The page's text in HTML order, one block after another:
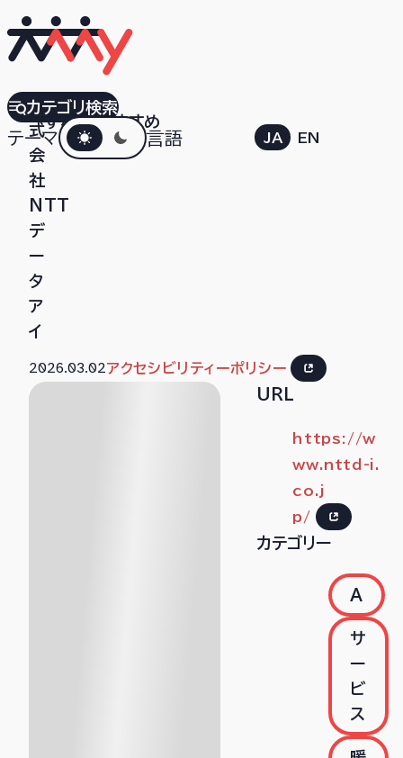
すべておすすめ
テーマダークモード言語 JA EN
カテゴリ検索
株
式
会
社
NTT
デ
ー
タ
ア
イ
2026.03.02アクセシビリティーポリシー
URL
https://w
ww.nttd-i.
co.j
p/
カテゴリー
A
サ
ー
ビ
ス